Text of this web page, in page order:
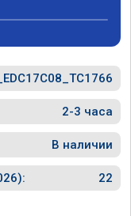
В
похоже
способ
общем
2-3 часа
В наличии
22